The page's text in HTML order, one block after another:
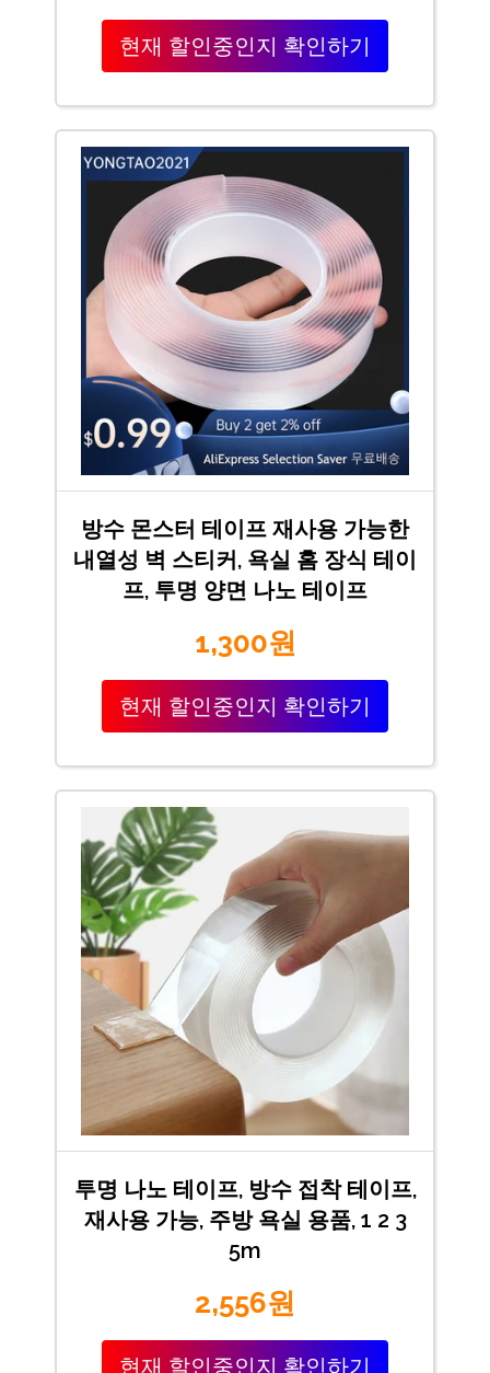
현재 할인중인지 확인하기
방수 몬스터 테이프 재사용 가능한
내열성 벽 스티커, 욕실 홈 장식 테이
프, 투명 양면 나노 테이프
1,300원
현재 할인중인지 확인하기
투명 나노 테이프, 방수 접착 테이프,
재사용 가능, 주방 욕실 용품, 1 2 3
5m
2,556원
현재 할인중인지 확인하기